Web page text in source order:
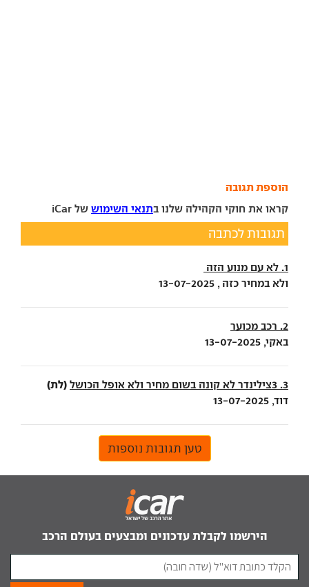
הוספת תגובה
קראו את חוקי הקהילה שלנו בתנאי השימוש של iCar
תגובות לכתבה
1. לא עם מנוע הזה
ולא במחיר כזה , 13-07-2025
2. רכב מכוער
באקי, 13-07-2025
3. 3צילינדר לא קונה בשום מחיר ולא אופל הכושל (לת)
דוד, 13-07-2025
טען תגובות נוספות
הירשמו לקבלת עדכונים ומבצעים בעולם הרכב